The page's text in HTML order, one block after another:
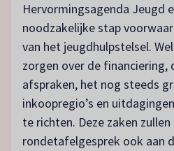
Hervormingsagenda Jeugd
noodzakelijke stap
van het jeugdhulpstelsel.
zorgen over de financiering,
afspraken, het nog steeds
inkoopregio’s en
te richten. Deze zaken
rondetafelgesprek ook aan